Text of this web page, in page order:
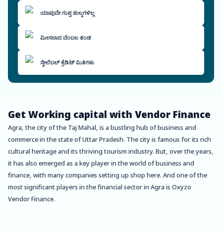
ಯಾವುದೇ ಗುಪ್ತ ಶುಲ್ಕಗಳಿಲ್ಲ
ಮೀಸಲಾದ ಬೆಂಬಲ ತಂಡ
ಸ್ಕೇಲೆಬಲ್ ಕ್ರೆಡಿಟ್ ಮಿತಿಗಳು
Get Working capital with Vendor Finance
Agra, the city of the Taj Mahal, is a bustling hub of business and
commerce in the state of Uttar Pradesh. The city is famous for its rich
cultural heritage and its thriving tourism industry. But, over the years,
it has also emerged as a key player in the world of business and
finance, with many companies setting up shop here. And one of the
most significant players in the financial sector in Agra is Oxyzo
Vendor Finance.